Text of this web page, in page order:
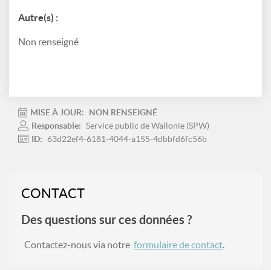
Autre(s) :
Non renseigné
MISE À JOUR:
NON RENSEIGNÉ
Responsable: Service public de Wallonie (SPW)
ID:
63d22ef4-6181-4044-a155-4dbbfd6fc56b
CONTACT
Des questions sur ces données ?
Contactez-nous via notre formulaire de contact.